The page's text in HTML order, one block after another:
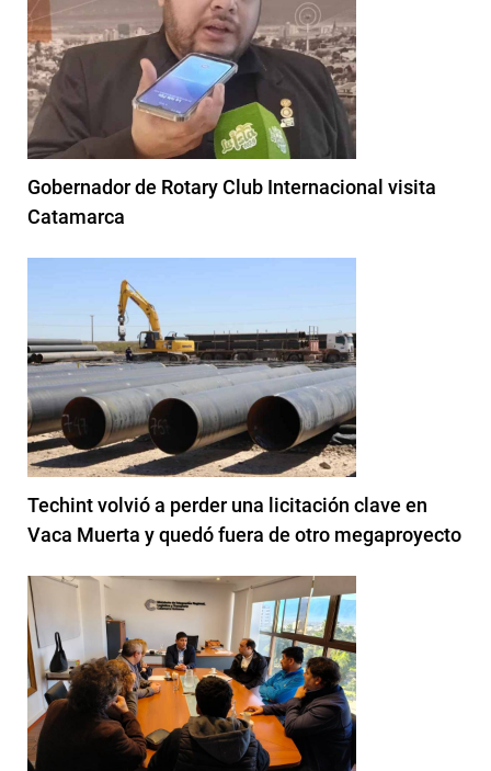
Gobernador de Rotary Club Internacional visita
Catamarca
Techint volvió a perder una licitación clave en
Vaca Muerta y quedó fuera de otro megaproyecto